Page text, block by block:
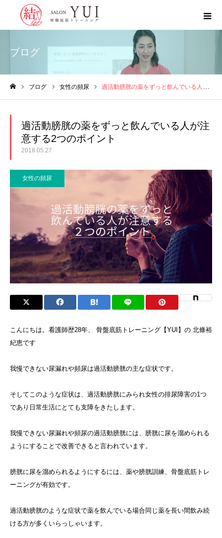
ブログ
ブログ 女性の頻尿 過活動膀胱の薬をずっと飲んでいる人が注意する2つのポイント
過活動膀胱の薬をずっと飲んでいる人が注
意する2つのポイント
2018.05.27
女性の頻尿
こんにちは。看護師歴28年、 骨盤底筋トレーニング【YUI】の 北條裕
紀恵です
我慢できない尿漏れや頻尿は過活動膀胱の主な症状です。
そしてこのような症状は、過活動膀胱にみられ女性の排尿障害の1つ
であり日常生活にとても支障をきたします。
我慢できない尿漏れや頻尿の過活動膀胱には、膀胱に尿を溜められる
ようにすることで改善できると言われています。
膀胱に尿を溜められるようにするには、薬や膀胱訓練、骨盤底筋トレ
ーニングが有効です。
過活動膀胱のような症状で薬を飲んでいる場合同じ薬を長い間飲み続
ける方が多くいらっしゃいます。